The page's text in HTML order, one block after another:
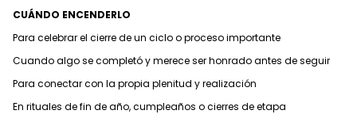
CUÁNDO ENCENDERLO
Para celebrar el cierre de un ciclo o proceso importante
Cuando algo se completó y merece ser honrado antes de seguir
Para conectar con la propia plenitud y realización
En rituales de fin de año, cumpleaños o cierres de etapa